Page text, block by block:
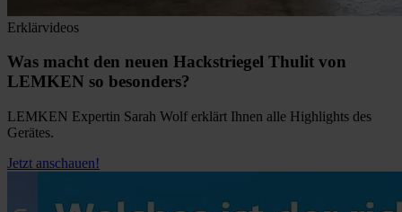
Erklärvideos
Was macht den neuen Hackstriegel Thulit von
LEMKEN so besonders?
LEMKEN Expertin Sarah Wolf erklärt Ihnen alle Highlights des
Gerätes.
Jetzt anschauen!